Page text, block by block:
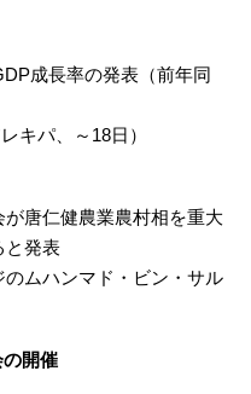
成長率の発表（前年同
キパ、～18日）
が唐仁健農業農村相を重大
と発表
のムハンマド・ビン・サル
開催